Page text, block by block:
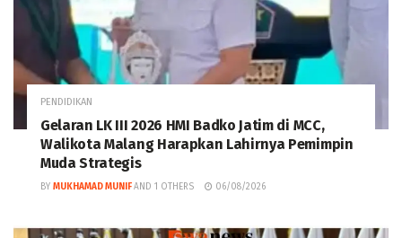
PENDIDIKAN
Gelaran LK III 2026 HMI Badko Jatim di MCC,
Walikota Malang Harapkan Lahirnya Pemimpin
Muda Strategis
BY MUKHAMAD MUNIF AND 1 OTHERS 06/08/2026